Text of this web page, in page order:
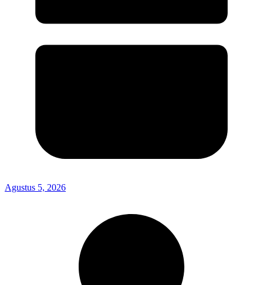
Agustus 5, 2026